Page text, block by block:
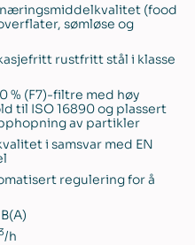
(food
sømløse og
rustfritt stål i klasse
% (F7)-filtre med høy
til ISO 16890 og plassert
av partikler
i samsvar med EN
regulering for å
/h